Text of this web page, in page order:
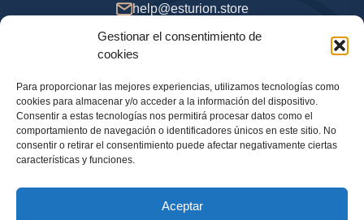
Gestionar el consentimiento de
cookies
Para proporcionar las mejores experiencias, utilizamos tecnologías como
cookies para almacenar y/o acceder a la información del dispositivo.
Consentir a estas tecnologías nos permitirá procesar datos como el
comportamiento de navegación o identificadores únicos en este sitio. No
consentir o retirar el consentimiento puede afectar negativamente ciertas
características y funciones.
Aceptar
help@esturion.store
De 9 a 18 (GMT+2), días de entresemana
Método de pago
Información legal